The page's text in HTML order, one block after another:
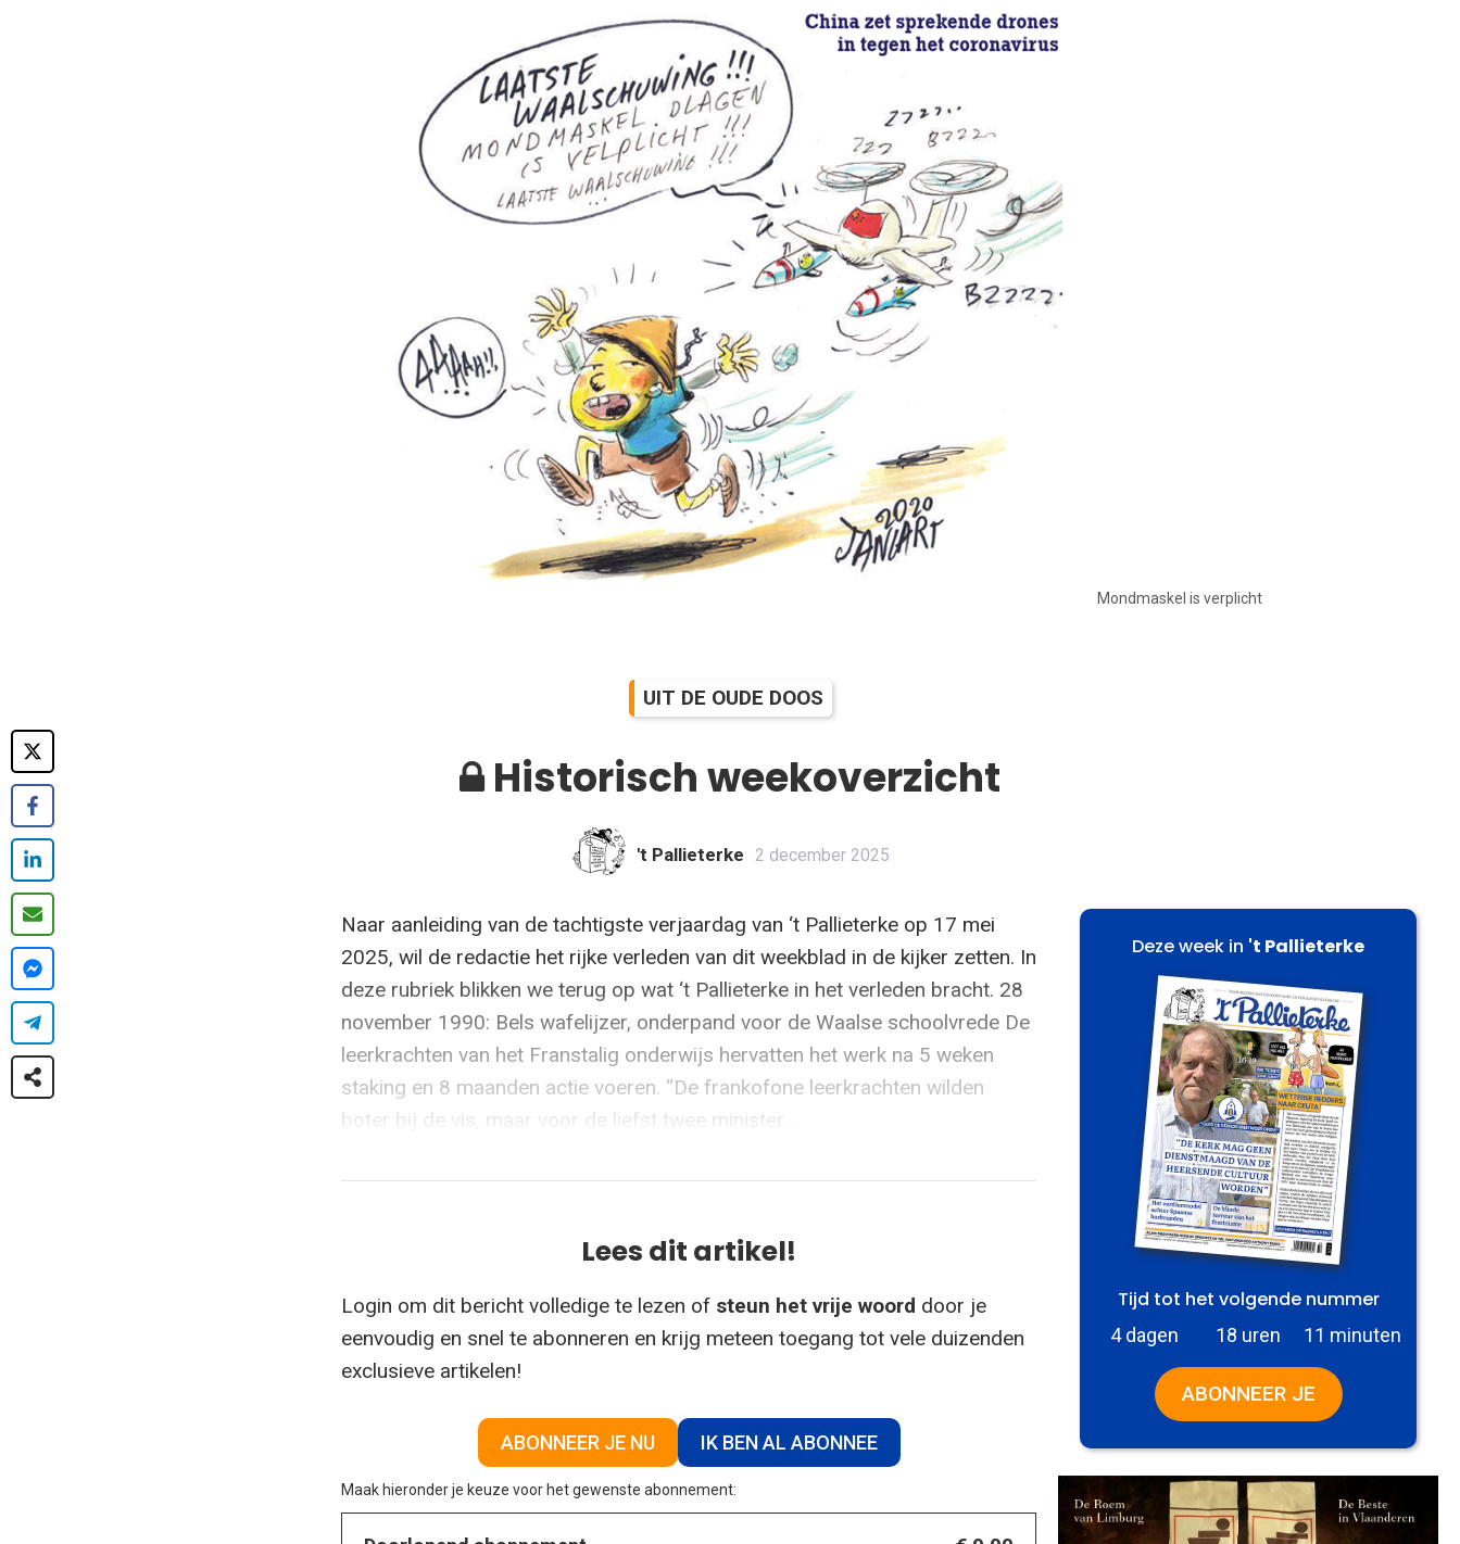
Mondmaskel is verplicht
UIT DE OUDE DOOS
Historisch weekoverzicht
't Pallieterke 2 december 2025
Naar aanleiding van de tachtigste verjaardag van ‘t Pallieterke op 17 mei
2025, wil de redactie het rijke verleden van dit weekblad in de kijker zetten. In
deze rubriek blikken we terug op wat ‘t Pallieterke in het verleden bracht. 28
november 1990: Bels wafelijzer, onderpand voor de Waalse schoolvrede De
leerkrachten van het Franstalig onderwijs hervatten het werk na 5 weken
staking en 8 maanden actie voeren. “De frankofone leerkrachten wilden
boter bij de vis, maar voor de liefst twee minister...
Lees dit artikel!
Login om dit bericht volledige te lezen of steun het vrije woord door je
eenvoudig en snel te abonneren en krijg meteen toegang tot vele duizenden
exclusieve artikelen!
ABONNEER JE NU IK BEN AL ABONNEE
Maak hieronder je keuze voor het gewenste abonnement:
Deze week in 't Pallieterke
Tijd tot het volgende nummer
4 dagen 18 uren 11 minuten
ABONNEER JE